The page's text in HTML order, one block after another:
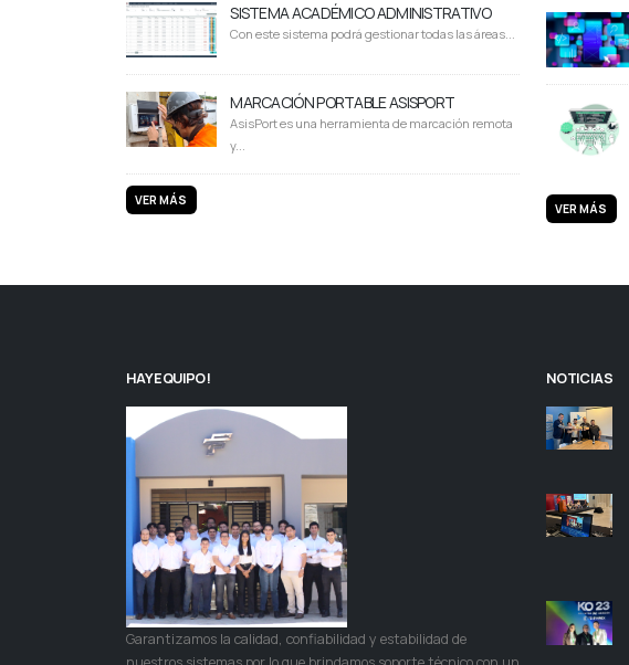
SISTEMA ACADÉMICO ADMINISTRATIVO
Con este sistema podrá gestionar todas las áreas...
MARCACIÓN PORTABLE ASISPORT
AsisPort es una herramienta de marcación remota
y...
VER MÁS
VER MÁS
HAY EQUIPO!
Garantizamos la calidad, confiabilidad y estabilidad de
NOTICIAS